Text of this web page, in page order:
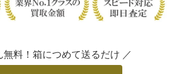
無料！箱につめて送るだけ ／